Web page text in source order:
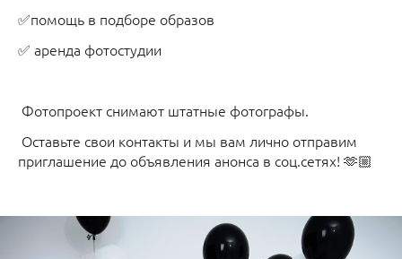
✅помощь в подборе образов
✅ аренда фотостудии
Фотопроект снимают штатные фотографы.
Оставьте свои контакты и мы вам лично отправим
приглашение до объявления анонса в соц.сетях! 🫶🏼